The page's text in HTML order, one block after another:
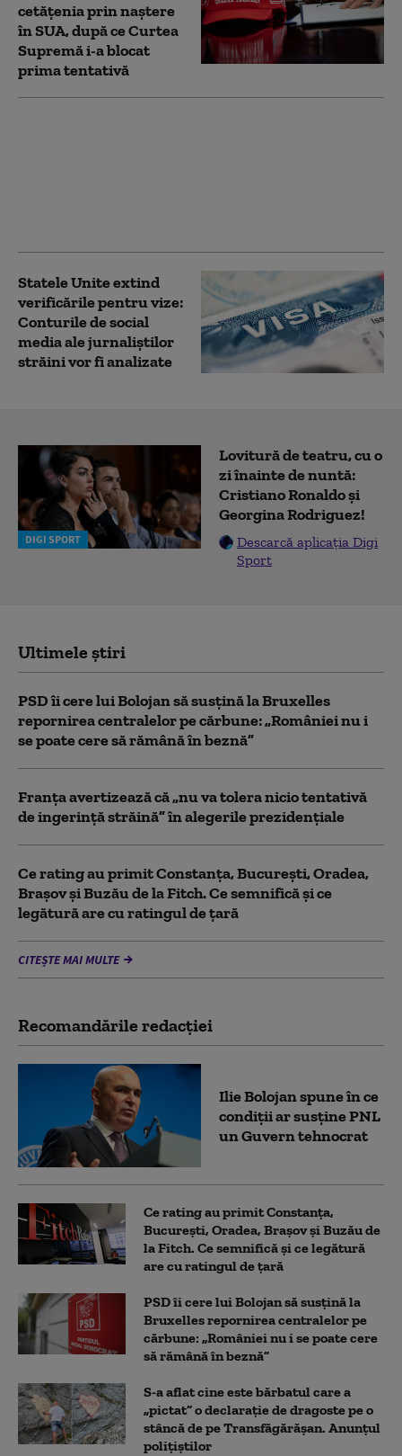
cetățenia prin naștere
în SUA, după ce Curtea
Supremă i-a blocat
prima tentativă
Statele Unite extind
verificările pentru vize:
Conturile de social
media ale jurnaliștilor
străini vor fi analizate
DIGI SPORT
Lovitură de teatru, cu o
zi înainte de nuntă:
Cristiano Ronaldo și
Georgina Rodriguez!
Descarcă aplicația Digi
Sport
Ultimele știri
PSD îi cere lui Bolojan să susțină la Bruxelles
repornirea centralelor pe cărbune: „României nu i
se poate cere să rămână în beznă”
Franţa avertizează că „nu va tolera nicio tentativă
de ingerinţă străină” în alegerile prezidenţiale
Ce rating au primit Constanța, București, Oradea,
Brașov și Buzău de la Fitch. Ce semnifică și ce
legătură are cu ratingul de țară
CITEȘTE MAI MULTE
Recomandările redacţiei
Ilie Bolojan spune în ce
condiții ar susține PNL
un Guvern tehnocrat
Ce rating au primit Constanța,
București, Oradea, Brașov și Buzău de
la Fitch. Ce semnifică și ce legătură
are cu ratingul de țară
PSD îi cere lui Bolojan să susțină la
Bruxelles repornirea centralelor pe
cărbune: „României nu i se poate cere
să rămână în beznă”
S-a aflat cine este bărbatul care a
„pictat” o declarație de dragoste pe o
stâncă de pe Transfăgărășan. Anunțul
polițiștilor